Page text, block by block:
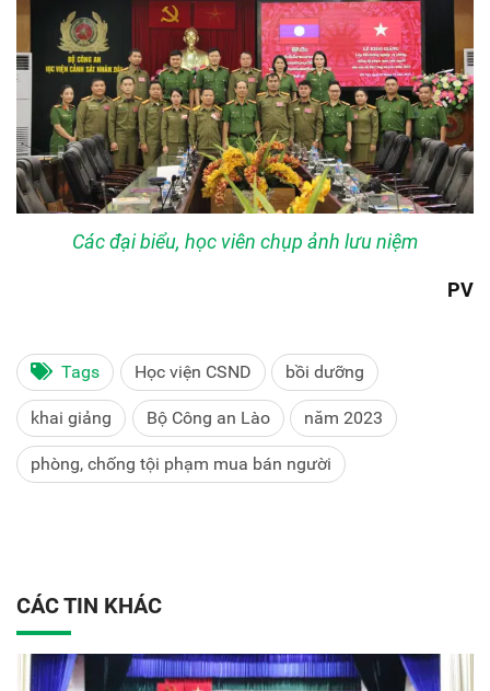
Các đại biểu, học viên chụp ảnh lưu niệm
PV
Tags Học viện CSND bồi dưỡng
khai giảng Bộ Công an Lào năm 2023
phòng, chống tội phạm mua bán người
CÁC TIN KHÁC